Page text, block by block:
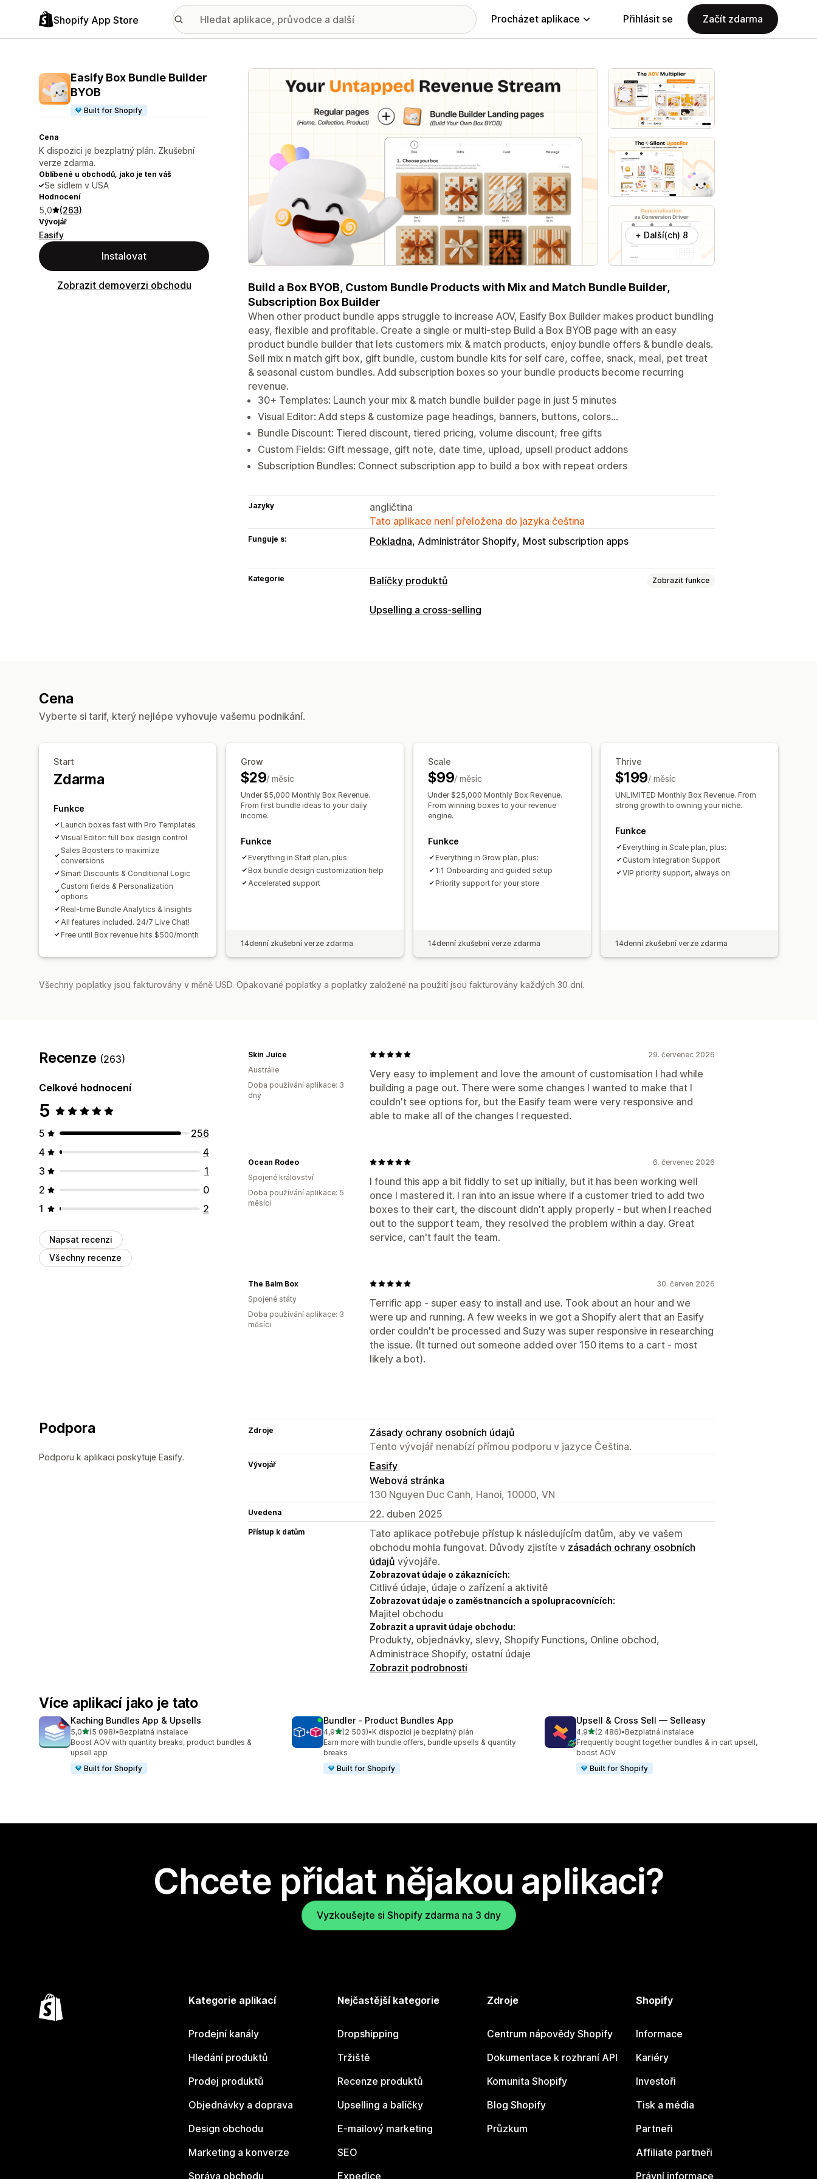
Shopify App Store Procházet aplikace Přihlásit se Začít zdarma
Easify Box Bundle Builder
BYOB
Built for Shopify
Cena
K dispozici je bezplatný plán. Zkušební
verze zdarma.
Oblíbené u obchodů, jako je ten váš
Se sídlem v USA
Hodnocení
5,0 (263)
Vývojář
Easify
Instalovat
Zobrazit demoverzi obchodu
Galerie propagovaných obrázků
+ Další(ch) 8
Build a Box BYOB, Custom Bundle Products with Mix and Match Bundle Builder,
Subscription Box Builder
When other product bundle apps struggle to increase AOV, Easify Box Builder makes product bundling
easy, flexible and profitable. Create a single or multi-step Build a Box BYOB page with an easy
product bundle builder that lets customers mix & match products, enjoy bundle offers & bundle deals.
Sell mix n match gift box, gift bundle, custom bundle kits for self care, coffee, snack, meal, pet treat
& seasonal custom bundles. Add subscription boxes so your bundle products become recurring
revenue.
30+ Templates: Launch your mix & match bundle builder page in just 5 minutes
Visual Editor: Add steps & customize page headings, banners, buttons, colors...
Bundle Discount: Tiered discount, tiered pricing, volume discount, free gifts
Custom Fields: Gift message, gift note, date time, upload, upsell product addons
Subscription Bundles: Connect subscription app to build a box with repeat orders
Jazyky
angličtina
Tato aplikace není přeložena do jazyka čeština
Funguje s: Pokladna Administrátor Shopify Most subscription apps
Kategorie Balíčky produktů Zobrazit funkce
Typy balíčků
Pevné nacenění
Cenové hladiny množství
Množstevní slevy
BOGO
Hromadné nacenění Velkoobchodní ceny
Dynamické nacenění
Vlastní nacenění
Upselling a cross-selling
Cena
Vyberte si tarif, který nejlépe vyhovuje vašemu podnikání.
Start
Zdarma
Funkce
Launch boxes fast with Pro Templates
Visual Editor: full box design control
Sales Boosters to maximize
conversions
Smart Discounts & Conditional Logic
Custom fields & Personalization
options
Real-time Bundle Analytics & Insights
All features included. 24/7 Live Chat!
Free until Box revenue hits $500/month
Grow
$29/ měsíc
Under $5,000 Monthly Box Revenue.
From first bundle ideas to your daily
income.
Funkce
Everything in Start plan, plus:
Box bundle design customization help
Accelerated support
14denní zkušební verze zdarma
Scale
$99/ měsíc
Under $25,000 Monthly Box Revenue.
From winning boxes to your revenue
engine.
Funkce
Everything in Grow plan, plus:
1:1 Onboarding and guided setup
Priority support for your store
14denní zkušební verze zdarma
Thrive
$199/ měsíc
UNLIMITED Monthly Box Revenue. From
strong growth to owning your niche.
Funkce
Everything in Scale plan, plus:
Custom Integration Support
VIP priority support, always on
14denní zkušební verze zdarma
Všechny poplatky jsou fakturovány v měně USD. Opakované poplatky a poplatky založené na použití jsou fakturovány každých 30 dní.
Recenze (263)
Celkové hodnocení
5
5
256
4
4
3
1
2
0
1
2
Napsat recenzi
Všechny recenze
29. červenec 2026
Very easy to implement and love the amount of customisation I had while
building a page out. There were some changes I wanted to make that I
couldn't see options for, but the Easify team were very responsive and
able to make all of the changes I requested.
Skin Juice
Austrálie
Doba používání aplikace: 3
dny
6. červenec 2026
I found this app a bit fiddly to set up initially, but it has been working well
once I mastered it. I ran into an issue where if a customer tried to add two
boxes to their cart, the discount didn't apply properly - but when I reached
out to the support team, they resolved the problem within a day. Great
service, can't fault the team.
Ocean Rodeo
Spojené království
Doba používání aplikace: 5
měsíci
30. červen 2026
Terrific app - super easy to install and use. Took about an hour and we
were up and running. A few weeks in we got a Shopify alert that an Easify
order couldn't be processed and Suzy was super responsive in researching
the issue. (It turned out someone added over 150 items to a cart - most
likely a bot).
The Balm Box
Spojené státy
Doba používání aplikace: 3
měsíci
Podpora
Podporu k aplikaci poskytuje Easify.
Zdroje
Zásady ochrany osobních údajů
Tento vývojář nenabízí přímou podporu v jazyce Čeština.
Vývojář
Easify
Webová stránka
130 Nguyen Duc Canh, Hanoi, 10000, VN
Uvedena 22. duben 2025
Přístup k datům
Tato aplikace potřebuje přístup k následujícím datům, aby ve vašem
obchodu mohla fungovat. Důvody zjistíte v zásadách ochrany osobních
údajů vývojáře.
Zobrazovat údaje o zákaznících:
Citlivé údaje, údaje o zařízení a aktivitě
Zobrazovat údaje o zaměstnancích a spolupracovnících:
Majitel obchodu
Zobrazit a upravit údaje obchodu:
Produkty, objednávky, slevy, Shopify Functions, Online obchod,
Administrace Shopify, ostatní údaje
Zobrazit podrobnosti
Více aplikací jako je tato
Kaching Bundles App & Upsells
5,0z 5 hvězd
(5 098)
Celkový počet recenzí: 5098
•Bezplatná instalace
Boost AOV with quantity breaks, product bundles &
upsell app
Built for Shopify
Bundler ‑ Product Bundles App
4,9z 5 hvězd
(2 503)
Celkový počet recenzí: 2503
•K dispozici je bezplatný plán
Earn more with bundle offers, bundle upsells & quantity
breaks
Built for Shopify
Upsell & Cross Sell — Selleasy
4,9z 5 hvězd
(2 486)
Celkový počet recenzí: 2486
•Bezplatná instalace
Frequently bought together bundles & in cart upsell,
boost AOV
Built for Shopify
Chcete přidat nějakou aplikaci?
Vyzkoušejte si Shopify zdarma na 3 dny
Kategorie aplikací
Prodejní kanály
Hledání produktů
Prodej produktů
Objednávky a doprava
Design obchodu
Marketing a konverze
Správa obchodu
Nejčastější kategorie
Dropshipping
Tržiště
Recenze produktů
Upselling a balíčky
E-mailový marketing
SEO
Expedice
Zdroje
Centrum nápovědy Shopify
Dokumentace k rozhraní API
Komunita Shopify
Blog Shopify
Průzkum
Shopify
Informace
Kariéry
Investoři
Tisk a média
Partneři
Affiliate partneři
Právní informace